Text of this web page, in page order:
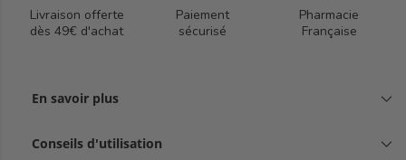
Livraison offerte
dès 49€ d'achat
Paiement
sécurisé
Pharmacie
Française
En savoir plus
Conseils d'utilisation